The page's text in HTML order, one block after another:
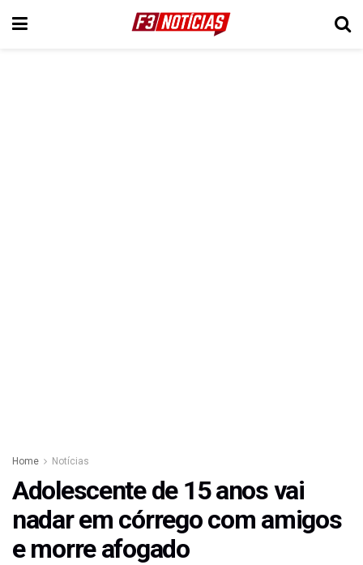
Home Notícias
Adolescente de 15 anos vai
nadar em córrego com amigos
e morre afogado